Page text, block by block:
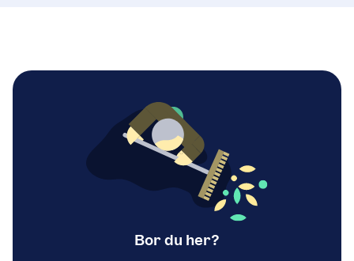
Bor du her?